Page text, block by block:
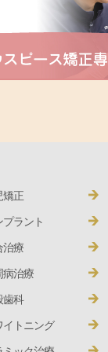
矯正
プラント
治療
病治療
歯科
イトニング